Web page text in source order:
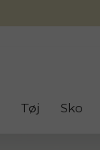
Tøj Sko